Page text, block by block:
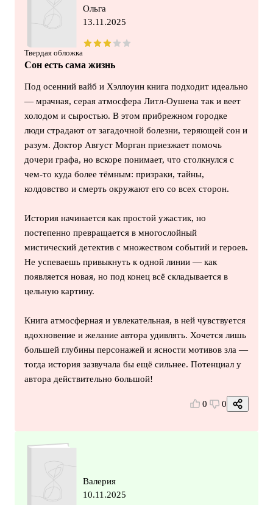
Твердая обложка
Ольга
13.11.2025
Сон есть сама жизнь
Под осенний вайб и Хэллоуин книга подходит идеально
— мрачная, серая атмосфера Литл-Оушена так и веет
холодом и сыростью. В этом прибрежном городке
люди страдают от загадочной болезни, теряющей сон и
разум. Доктор Август Морган приезжает помочь
дочери графа, но вскоре понимает, что столкнулся с
чем-то куда более тёмным: призраки, тайны,
колдовство и смерть окружают его со всех сторон.
История начинается как простой ужастик, но
постепенно превращается в многослойный
мистический детектив с множеством событий и героев.
Не успеваешь привыкнуть к одной линии — как
появляется новая, но под конец всё складывается в
цельную картину.
Книга атмосферная и увлекательная, в ней чувствуется
вдохновение и желание автора удивлять. Хочется лишь
большей глубины персонажей и ясности мотивов зла —
тогда история зазвучала бы ещё сильнее. Потенциал у
автора действительно большой!
0 0
Валерия
10.11.2025